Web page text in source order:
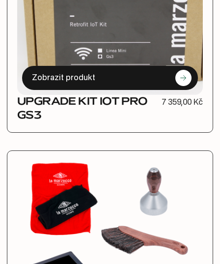
Zobrazit produkt
UPGRADE KIT IOT PRO
GS3
7 359,00 Kč